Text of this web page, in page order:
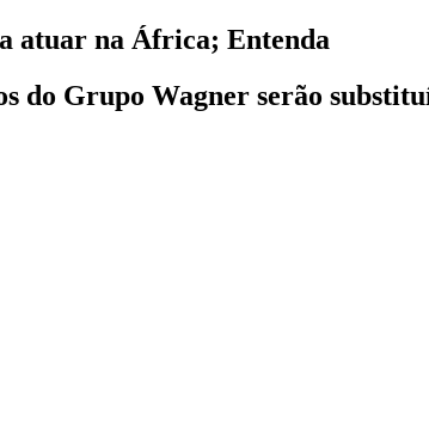
atuar na África; Entenda
do Grupo Wagner serão